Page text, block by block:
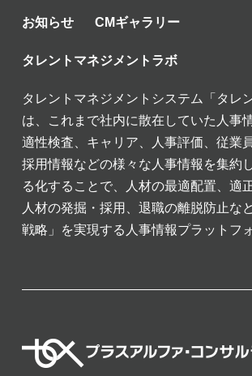
お知らせ CMギャラリー
タレントマネジメントラボ
タレントマネジメントシステム「タレ
は、これまで社内に散在していた人事
適性検査、キャリア、人事評価、従業
採用情報などの様々な人事情報を集約
る化することで、人材の最適配置、適
人材の発掘・採用、退職の離脱防止な
戦略」を実現する人事情報プラットフ